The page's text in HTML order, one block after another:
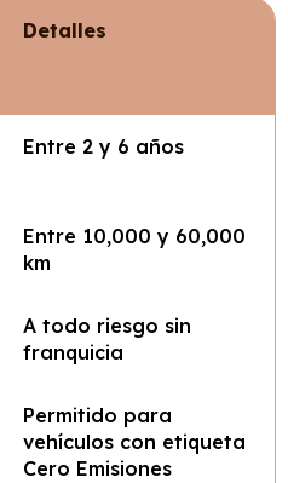
Detalles
Entre 2 y 6 años
Entre 10,000 y 60,000
km
A todo riesgo sin
franquicia
Permitido para
vehículos con etiqueta
Cero Emisiones